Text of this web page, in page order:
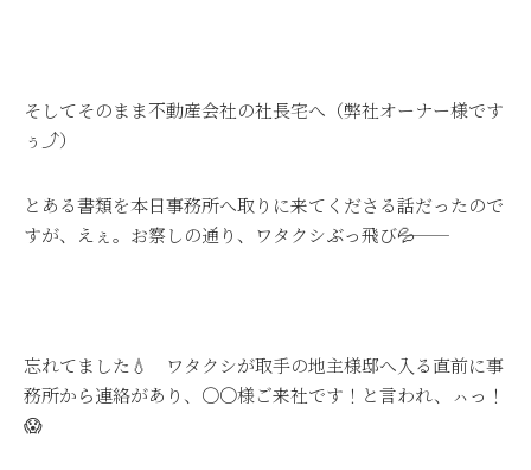
そしてそのまま不動産会社の社長宅へ（弊社オーナー様です
ぅ⤴）
とある書類を本日事務所へ取りに来てくださる話だったので
すが、えぇ。お察しの通り、ワタクシぶっ飛び―――💦
忘れてました💧 ワタクシが取手の地主様邸へ入る直前に事
務所から連絡があり、〇〇様ご来社です！と言われ、ㇵっ！
😱